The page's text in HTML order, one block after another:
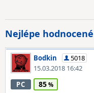
Nejlépe
Bodkin
5018
15.03.2018 16:42
PC 85